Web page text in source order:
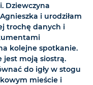
Dziewczyna
i urodziłam
trochę danych i
kolejne spotkanie.
jest moją siostrą.
do igły w stogu
mieście i